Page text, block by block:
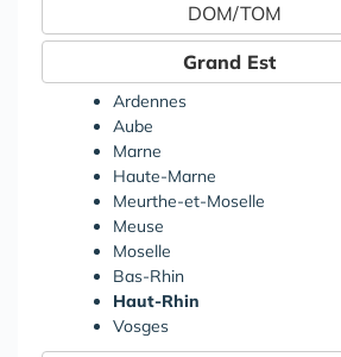
DOM/TOM
Grand Est
Ardennes
Aube
Marne
Haute-Marne
Meurthe-et-Moselle
Meuse
Moselle
Bas-Rhin
Haut-Rhin
Vosges